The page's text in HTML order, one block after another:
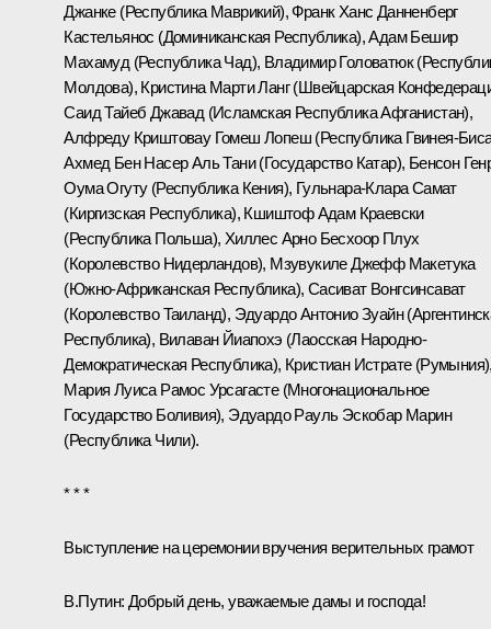
Джанке (Республика Маврикий), Франк Ханс Данненберг
Кастельянос (Доминиканская Республика), Адам Бешир
Махамуд (Республика Чад), Владимир Головатюк
Молдова), Кристина Марти Ланг (Швейцарская
Саид Тайеб Джавад (Исламская Республика Афганистан),
Алфреду Криштовау Гомеш Лопеш (Республика Гвинея-
Ахмед Бен Насер Аль Тани (Государство Катар), Бенсон
Оума Огуту (Республика Кения), Гульнара-Клара Самат
(Киргизская Республика), Кшиштоф Адам Краевски
(Республика Польша), Хиллес Арно Бесхоор Плух
(Королевство Нидерландов), Мзувукиле Джефф Макетука
(Южно-Африканская Республика), Сасиват Вонгсинсават
(Королевство Таиланд), Эдуардо Антонио Зуайн
Республика), Вилаван Йиапохэ (Лаосская Народно-
Демократическая Республика), Кристиан Истрате
Мария Луиса Рамос Урсагасте (Многонациональное
Государство Боливия), Эдуардо Рауль Эскобар Марин
(Республика Чили).
* * *
Выступление на церемонии вручения верительных грамот
В.Путин: Добрый день, уважаемые дамы и господа!